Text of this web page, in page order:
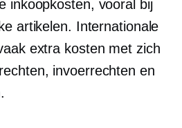
inkoopkosten, vooral bij
artikelen. Internationale
extra kosten met zich
invoerrechten en